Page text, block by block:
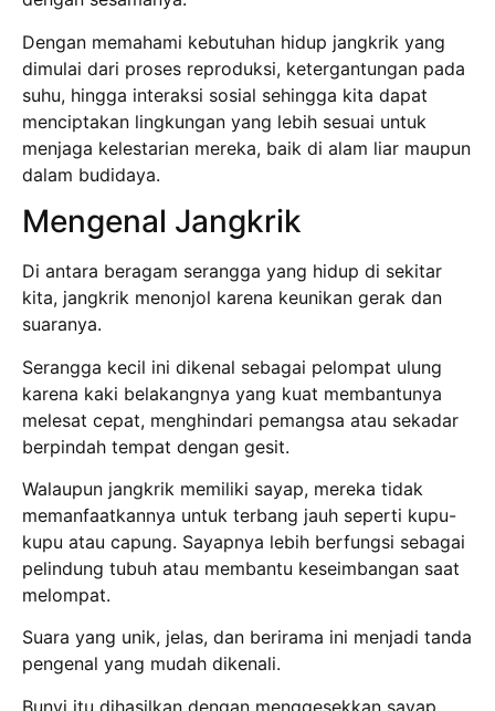
Dengan memahami kebutuhan hidup jangkrik yang
dimulai dari proses reproduksi, ketergantungan pada
suhu, hingga interaksi sosial sehingga kita dapat
menciptakan lingkungan yang lebih sesuai untuk
menjaga kelestarian mereka, baik di alam liar maupun
dalam budidaya.
Mengenal Jangkrik
Di antara beragam serangga yang hidup di sekitar
kita, jangkrik menonjol karena keunikan gerak dan
suaranya.
Serangga kecil ini dikenal sebagai pelompat ulung
karena kaki belakangnya yang kuat membantunya
melesat cepat, menghindari pemangsa atau sekadar
berpindah tempat dengan gesit.
Walaupun jangkrik memiliki sayap, mereka tidak
memanfaatkannya untuk terbang jauh seperti kupu-
kupu atau capung. Sayapnya lebih berfungsi sebagai
pelindung tubuh atau membantu keseimbangan saat
melompat.
Suara yang unik, jelas, dan berirama ini menjadi tanda
pengenal yang mudah dikenali.
Bunyi itu dihasilkan dengan menggesekkan sayap